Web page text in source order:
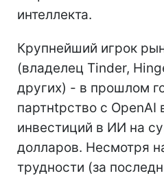
интеллекта.
Крупнейший игрок
(владелец Tinder,
других) - в прошлом
партнtрство с OpenAI
инвестиций в ИИ на
долларов. Несмотря
трудности (за